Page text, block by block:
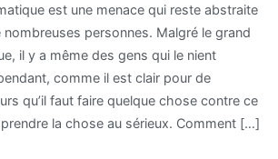
est une menace qui reste abstraite
personnes. Malgré le grand
il y a même des gens qui le nient
comme il est clair pour de
qu’il faut faire quelque chose contre ce
la chose au sérieux. Comment […]